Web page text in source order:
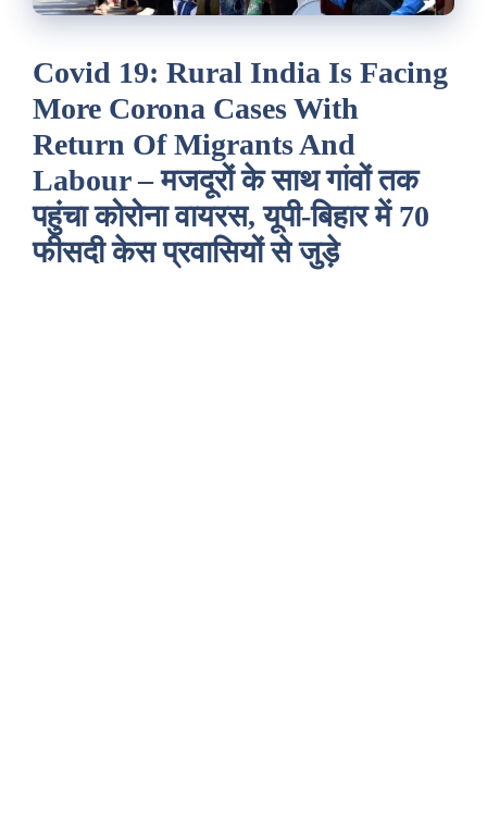
Covid 19: Rural India Is Facing
More Corona Cases With
Return Of Migrants And
Labour – मजदूरों के साथ गांवों तक
पहुंचा कोरोना वायरस, यूपी-बिहार में 70
फीसदी केस प्रवासियों से जुड़े